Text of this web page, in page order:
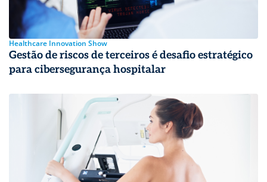
Healthcare Innovation Show
Gestão de riscos de terceiros é desafio estratégico
para cibersegurança hospitalar